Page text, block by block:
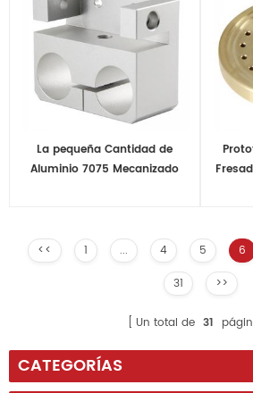
La pequeña Cantidad de
Aluminio 7075 Mecanizado
<< 1 ... 4 5 6
31
>>
Un total de 31
CATEGORÍAS